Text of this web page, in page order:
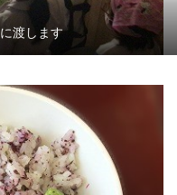
渡します